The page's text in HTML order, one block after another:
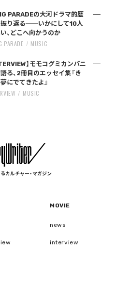
PARADEの大河ドラマ的歴
振り返る──いかにして10人
、どこへ向かうのか
PARADE MUSIC
】モモコグミカンパニ
る、2冊目のエッセイ集『き
にでてきたよ』
MUSIC
カルチャー・マガジン
MOVIE
news
interview